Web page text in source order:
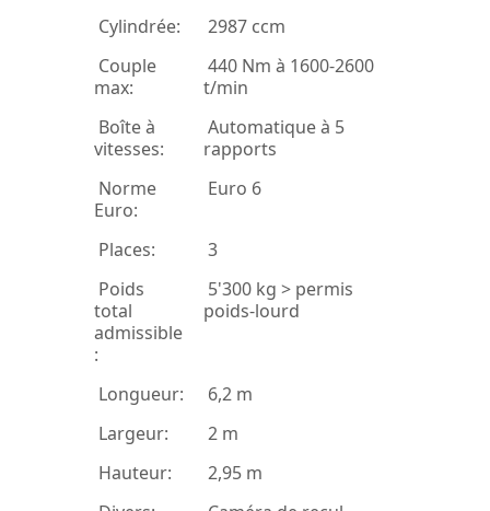
Cylindrée:
2987 ccm
Couple
max:
440 Nm à 1600-2600
t/min
Boîte à
vitesses:
Automatique à 5
rapports
Norme
Euro:
Euro 6
Places:
3
Poids
total
admissible
:
5'300 kg > permis
poids-lourd
Longueur:
6,2 m
Largeur:
2 m
Hauteur:
2,95 m